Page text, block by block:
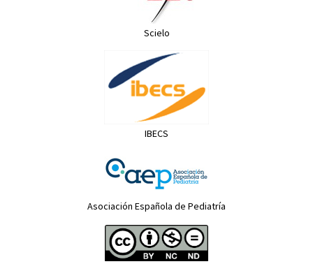
Scielo
IBECS
Asociación Española de Pediatría